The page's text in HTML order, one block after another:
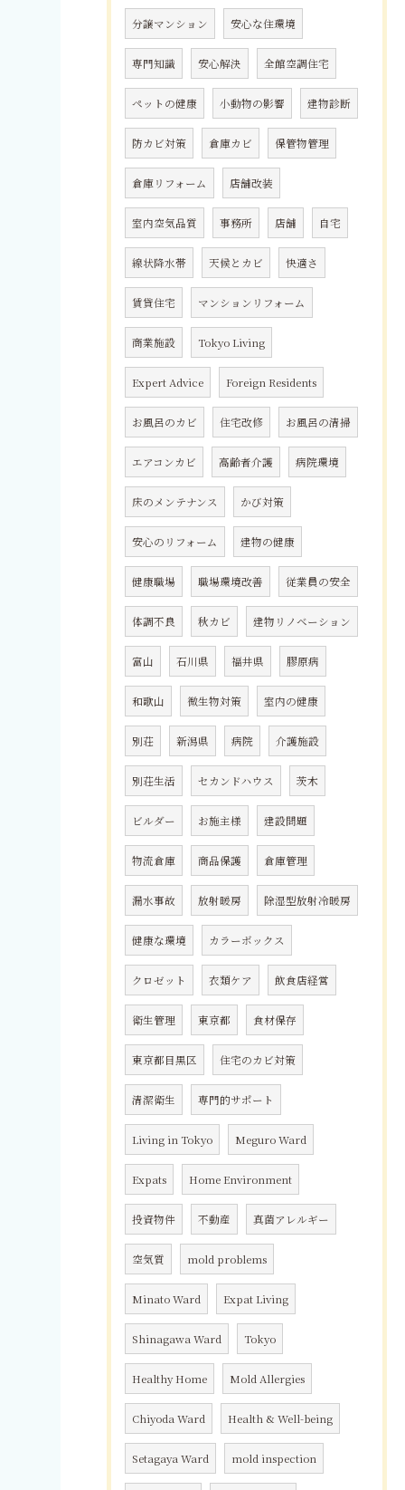
分譲マンション 安心な住環境
専門知識 安心解決 全館空調住宅
ペットの健康 小動物の影響 建物診断
防カビ対策 倉庫カビ 保管物管理
倉庫リフォーム 店舗改装
室内空気品質 事務所 店舗 自宅
線状降水帯 天候とカビ 快適さ
賃貸住宅 マンションリフォーム
商業施設 Tokyo Living
Expert Advice Foreign Residents
お風呂のカビ 住宅改修 お風呂の清掃
エアコンカビ 高齢者介護 病院環境
床のメンテナンス かび対策
安心のリフォーム 建物の健康
健康職場 職場環境改善 従業員の安全
体調不良 秋カビ 建物リノベーション
富山 石川県 福井県 膠原病
和歌山 微生物対策 室内の健康
別荘 新潟県 病院 介護施設
別荘生活 セカンドハウス 茨木
ビルダー お施主様 建設問題
物流倉庫 商品保護 倉庫管理
漏水事故 放射暖房 除湿型放射冷暖房
健康な環境 カラーボックス
クロゼット 衣類ケア 飲食店経営
衛生管理 東京都 食材保存
東京都目黒区 住宅のカビ対策
清潔衛生 専門的サポート
Living in Tokyo Meguro Ward
Expats Home Environment
投資物件 不動産 真菌アレルギー
空気質 mold problems
Minato Ward Expat Living
Shinagawa Ward Tokyo
Healthy Home Mold Allergies
Chiyoda Ward Health & Well-being
Setagaya Ward mold inspection